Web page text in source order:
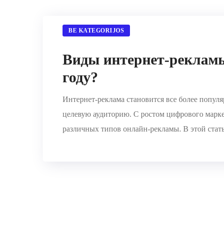
BE KATEGORIJOS
Виды интернет-
году?
Интернет-реклама становится все более
целевую аудиторию. С ростом цифрового
различных типов онлайн-рекламы. В этой